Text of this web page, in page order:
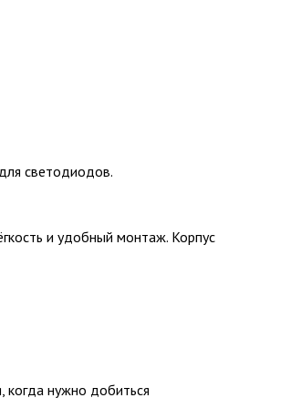
светодиодов.
и удобный монтаж. Корпус
когда нужно добиться